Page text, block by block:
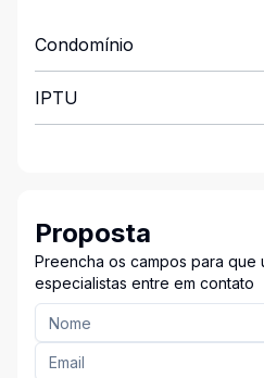
Condomínio
IPTU
Proposta
Preencha os campos para que
especialistas entre em contato